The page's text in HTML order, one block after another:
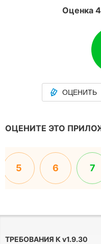
Оценка
ОЦЕНИТЬ
ОЦЕНИТЕ ЭТО
5 6 7
ТРЕБОВАНИЯ К v1.9.30